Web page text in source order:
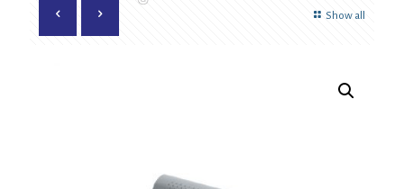
Show all